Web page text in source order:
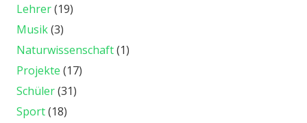
Lehrer(19)
Musik(3)
Naturwissenschaft(1)
Projekte (17)
Schüler(31)
Sport(18)